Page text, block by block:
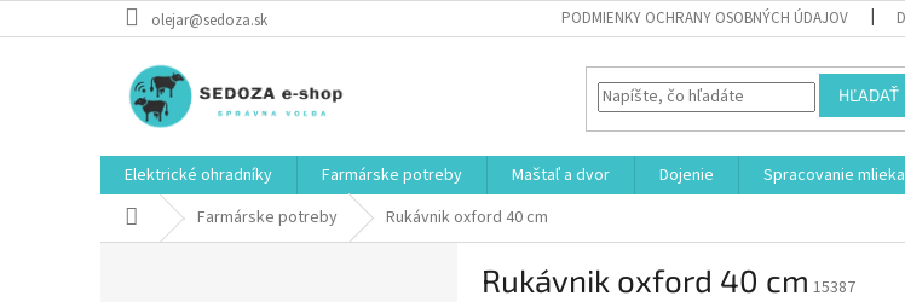
na
olejar@sedoza.sk PODMIENKY OCHRANY OSOBNÝCH ÚDAJOV
HĽADAŤ
Elektrické ohradníky Farmárske potreby Maštaľ a dvor Dojenie Spracovanie mlieka
DomovFarmárske potreby Rukávnik oxford 40 cm
Rukávnik oxford 40 cm 15387